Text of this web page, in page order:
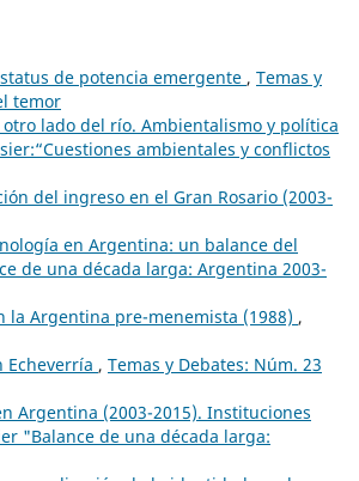
de potencia emergente , Temas y
temor
lado del río. Ambientalismo y política
ambientales y conflictos
del ingreso en el Gran Rosario (2003-
en Argentina: un balance del
de una década larga: Argentina 2003-
Argentina pre-menemista (1988) ,
Echeverría , Temas y Debates: Núm. 23
Argentina (2003-2015). Instituciones
"Balance de una década larga: